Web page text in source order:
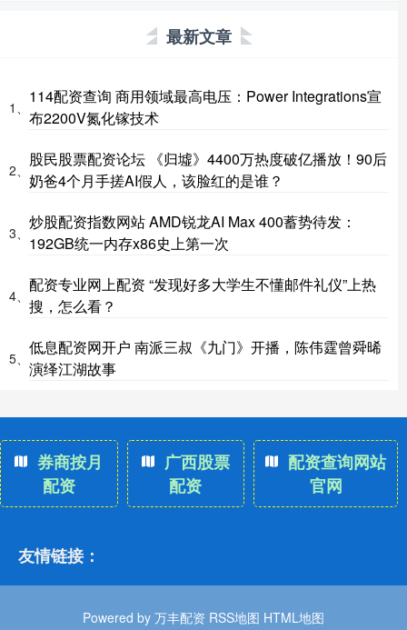
最新文章
1、
114配资查询 商用领域最高电压：Power Integrations宣
布2200V氮化镓技术
2、
股民股票配资论坛 《归墟》4400万热度破亿播放！90后
奶爸4个月手搓AI假人，该脸红的是谁？
3、
炒股配资指数网站 AMD锐龙AI Max 400蓄势待发：
192GB统一内存x86史上第一次
4、
配资专业网上配资 “发现好多大学生不懂邮件礼仪”上热
搜，怎么看？
5、
低息配资网开户 南派三叔《九门》开播，陈伟霆曾舜晞
演绎江湖故事
券商按月
配资
广西股票
配资
配资查询网站
官网
友情链接：
Powered by 万丰配资 RSS地图 HTML地图